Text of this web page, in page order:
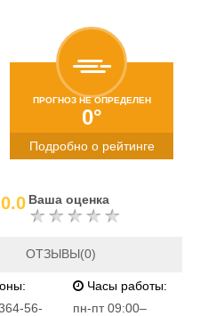
ПРОГНОЗ НЕ ОПРЕДЕЛЕН
0°
Подробно о рейтинге
0.0 Ваша оценка
ОТЗЫВЫ(0)
56-
Часы работы:
пн-пт 09:00–